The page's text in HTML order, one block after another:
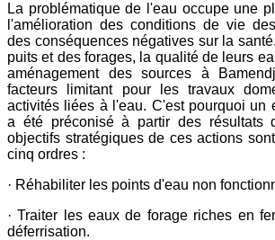
La problématique de l'eau occupe une
l'amélioration des conditions de vie
des conséquences négatives sur la
puits et des forages, la qualité de leurs
aménagement des sources à
facteurs limitant pour les travaux
activités liées à l'eau. C'est pourquoi un
a été préconisé à partir des résultats
objectifs stratégiques de ces actions
cinq ordres :
· Réhabiliter les points d'eau non
· Traiter les eaux de forage riches en
déferrisation.